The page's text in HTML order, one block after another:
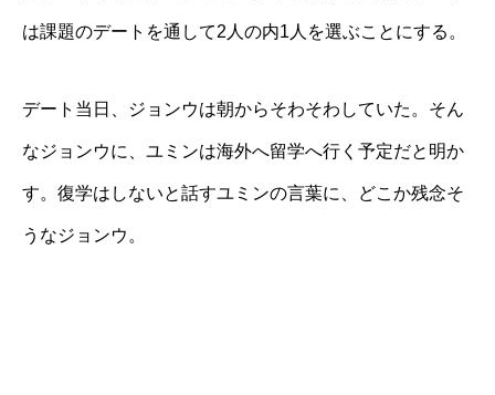
は課題のデートを通して2人の内1人を選ぶことにする。
デート当日、ジョンウは朝からそわそわしていた。そん
なジョンウに、ユミンは海外へ留学へ行く予定だと明か
す。復学はしないと話すユミンの言葉に、どこか残念そ
うなジョンウ。